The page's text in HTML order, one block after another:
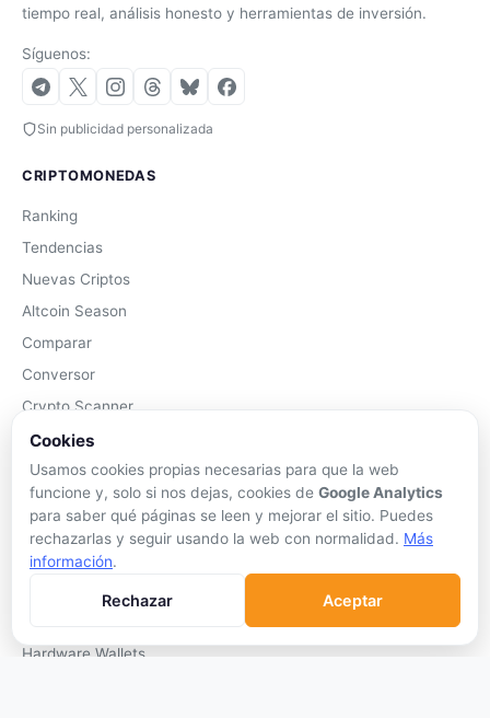
tiempo real, análisis honesto y herramientas de inversión.
Síguenos:
Sin publicidad personalizada
CRIPTOMONEDAS
Ranking
Tendencias
Nuevas Criptos
Altcoin Season
Comparar
Conversor
Crypto Scanner
Exchanges
Exchanges CEX
Exchanges DEX
Hardware Wallets
Cookies
Usamos cookies propias necesarias para que la web
funcione y, solo si nos dejas, cookies de Google Analytics
para saber qué páginas se leen y mejorar el sitio. Puedes
rechazarlas y seguir usando la web con normalidad. Más
información.
Rechazar Aceptar